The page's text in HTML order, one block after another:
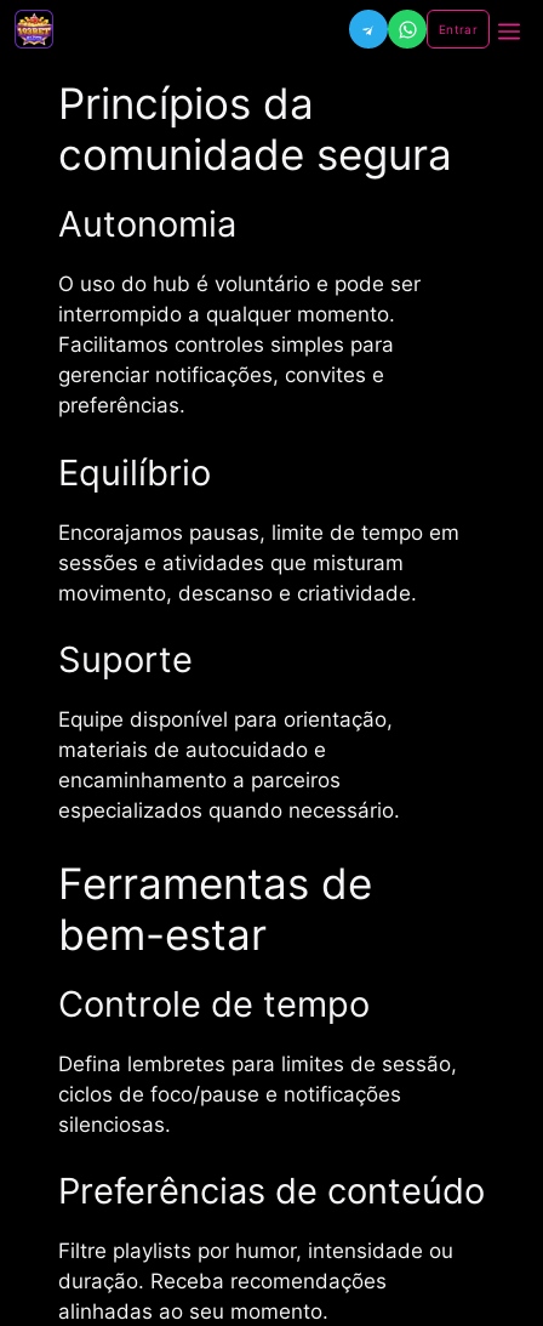
Pular
para
conteúdo
Entrar
Princípios da
comunidade segura
Autonomia
O uso do hub é voluntário e pode ser
interrompido a qualquer momento.
Facilitamos controles simples para
gerenciar notificações, convites e
preferências.
Equilíbrio
Encorajamos pausas, limite de tempo em
sessões e atividades que misturam
movimento, descanso e criatividade.
Suporte
Equipe disponível para orientação,
materiais de autocuidado e
encaminhamento a parceiros
especializados quando necessário.
Ferramentas de
bem-estar
Controle de tempo
Defina lembretes para limites de sessão,
ciclos de foco/pause e notificações
silenciosas.
Preferências de conteúdo
Filtre playlists por humor, intensidade ou
duração. Receba recomendações
alinhadas ao seu momento.